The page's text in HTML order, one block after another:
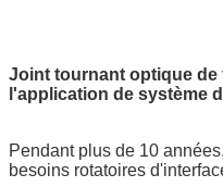
Joint tournant optique de
l'application de système
Pendant plus de 10
besoins rotatoires